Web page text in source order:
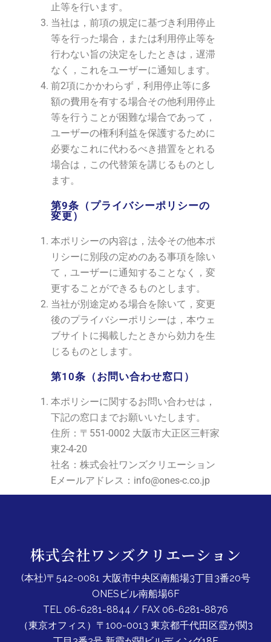
止等を行います。
当社は，前項の規定に基づき利用停止
等を行った場合，または利用停止等を
行わない旨の決定をしたときは，遅滞
なく，これをユーザーに通知します。
前2項にかかわらず，利用停止等に多
額の費用を有する場合その他利用停止
等を行うことが困難な場合であって，
ユーザーの権利利益を保護するために
必要なこれに代わるべき措置をとれる
場合は，この代替策を講じるものとし
ます。
第9条（プライバシーポリシーの
変更）
本ポリシーの内容は，法令その他本ポ
リシーに別段の定めのある事項を除い
て，ユーザーに通知することなく，変
更することができるものとします。
当社が別途定める場合を除いて，変更
後のプライバシーポリシーは，本ウェ
ブサイトに掲載したときから効力を生
じるものとします。
第10条（お問い合わせ窓口）
本ポリシーに関するお問い合わせは，
下記の窓口までお願いいたします。
住所：〒551-0002 大阪市大正区三軒家
東2-4-20
社名：株式会社ワンズクリエーション
Eメールアドレス：info@ones-c.co.jp
株式会社ワンズクリエーション
(本社)〒542-0081 大阪市中央区南船場3丁目3番20号
ONESビル南船場6F
TEL 06-6281-8844 / FAX 06-6281-8876
（東京オフィス）〒100-0013 東京都千代田区霞が関3